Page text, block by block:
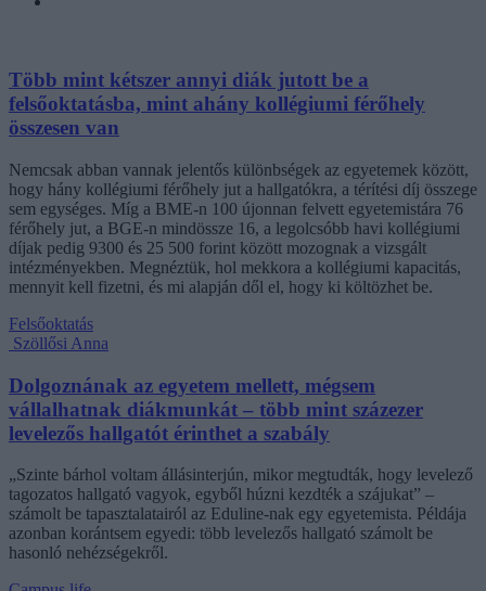
Több mint kétszer annyi diák jutott be a
felsőoktatásba, mint ahány kollégiumi férőhely
összesen van
Nemcsak abban vannak jelentős különbségek az egyetemek között,
hogy hány kollégiumi férőhely jut a hallgatókra, a térítési díj összege
sem egységes. Míg a BME-n 100 újonnan felvett egyetemistára 76
férőhely jut, a BGE-n mindössze 16, a legolcsóbb havi kollégiumi
díjak pedig 9300 és 25 500 forint között mozognak a vizsgált
intézményekben. Megnéztük, hol mekkora a kollégiumi kapacitás,
mennyit kell fizetni, és mi alapján dől el, hogy ki költözhet be.
Felsőoktatás
Szöllősi Anna
Dolgoznának az egyetem mellett, mégsem
vállalhatnak diákmunkát – több mint százezer
levelezős hallgatót érinthet a szabály
„Szinte bárhol voltam állásinterjún, mikor megtudták, hogy levelező
tagozatos hallgató vagyok, egyből húzni kezdték a szájukat” –
számolt be tapasztalatairól az Eduline-nak egy egyetemista. Példája
azonban korántsem egyedi: több levelezős hallgató számolt be
hasonló nehézségekről.